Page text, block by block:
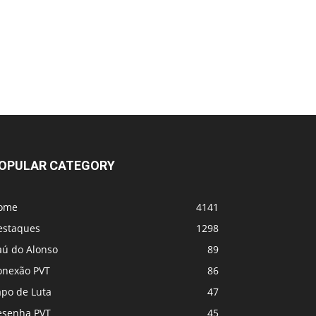
PbP - UFC Belgrado (tá rolando agora!)
MVP e PFL se fundem! Vem coisa grande
por aí
Jon Jones acha que a luta dos sonhos
CATEGORY
4141
1298
do Alonso
89
PVT
86
de Luta
47
PVT
45